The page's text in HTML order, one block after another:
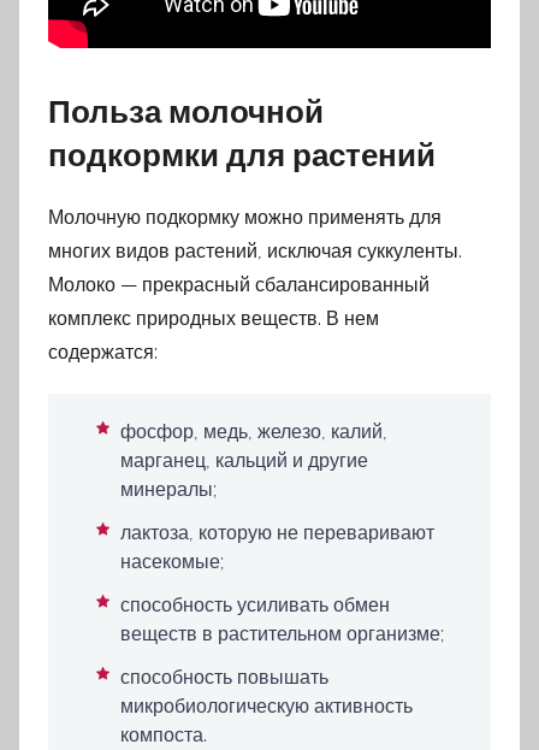
Польза молочной
подкормки для растений
Молочную подкормку можно применять для
многих видов растений, исключая суккуленты.
Молоко — прекрасный сбалансированный
комплекс природных веществ. В нем
содержатся:
фосфор, медь, железо, калий,
марганец, кальций и другие
минералы;
лактоза, которую не переваривают
насекомые;
способность усиливать обмен
веществ в растительном организме;
способность повышать
микробиологическую активность
компоста.